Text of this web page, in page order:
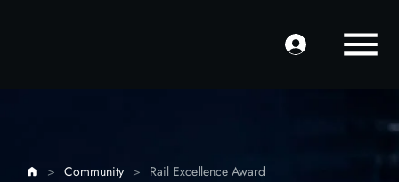
> Community > Rail Excellence Award